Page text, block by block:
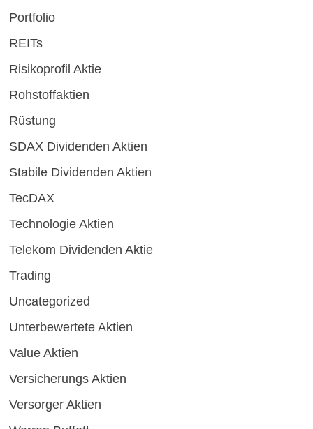
Portfolio
REITs
Risikoprofil Aktie
Rohstoffaktien
Rüstung
SDAX Dividenden Aktien
Stabile Dividenden Aktien
TecDAX
Technologie Aktien
Telekom Dividenden Aktie
Trading
Uncategorized
Unterbewertete Aktien
Value Aktien
Versicherungs Aktien
Versorger Aktien